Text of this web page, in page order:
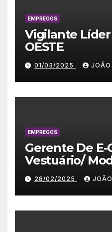
EMPREGOS
Vigilante Líder
OESTE
01/03/2025 JOÃO
EMPREGOS
Gerente De E-
Vestuário/
28/02/2025